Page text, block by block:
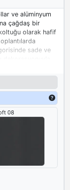
ve alüminyum
çağdaş bir
olarak hafif
sade ve
08